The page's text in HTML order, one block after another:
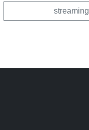
streaming